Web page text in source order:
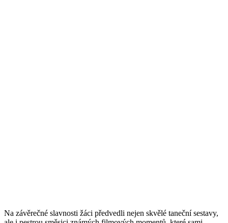
Na závěrečné slavnosti žáci předvedli nejen skvělé taneční sestavy,